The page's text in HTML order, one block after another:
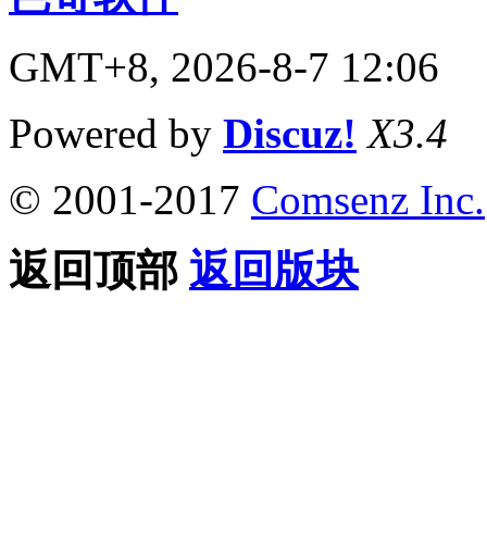
GMT+8, 2026-8-7 12:06
Powered by Discuz! X3.4
© 2001-2017 Comsenz Inc.
返回顶部 返回版块